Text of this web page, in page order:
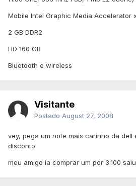
Mobile Intel Graphic Media Accelerator
2 GB DDR2
HD 160 GB
Bluetooth e wireless
Visitante
Postado August 27, 2008
vey, pega um note mais carinho da dell
disconto.
meu amigo ia comprar um por 3.100